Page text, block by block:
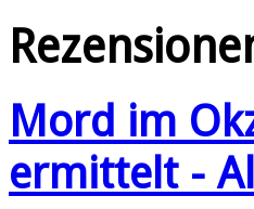
Mord im
ermittelt -